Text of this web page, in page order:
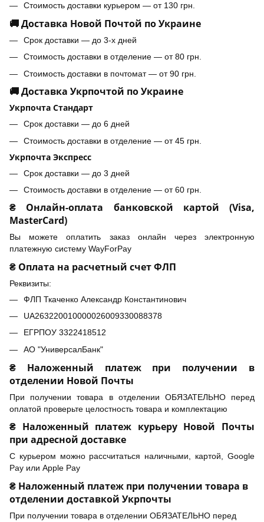
Стоимость доставки курьером — от 130 грн.
🚚 Доставка Новой Почтой по Украине
Срок доставки — до 3-х дней
Стоимость доставки в отделение — от 80 грн.
Стоимость доставки в почтомат — от 90 грн.
🚚 Доставка Укрпочтой по Украине
Укрпочта Стандарт
Срок доставки — до 6 дней
Стоимость доставки в отделение — от 45 грн.
Укрпочта Экспресс
Срок доставки — до 3 дней
Стоимость доставки в отделение — от 60 грн.
₴ Онлайн-оплата банковской картой (Visa,
MasterCard)
Вы можете оплатить заказ онлайн через электронную
платежную систему WayForPay
₴ Оплата на расчетный счет ФЛП
Реквизиты:
ФЛП Ткаченко Александр Константинович
UA263220010000026009330088378
ЕГРПОУ 3322418512
АО "УниверсалБанк"
₴ Наложенный платеж при получении в
отделении Новой Почты
При получении товара в отделении ОБЯЗАТЕЛЬНО перед
оплатой проверьте целостность товара и комплектацию
₴ Наложенный платеж курьеру Новой Почты
при адресной доставке
С курьером можно рассчитаться наличными, картой, Google
Pay или Apple Pay
₴ Наложенный платеж при получении товара в
отделении доставкой Укрпочты
При получении товара в отделении ОБЯЗАТЕЛЬНО перед